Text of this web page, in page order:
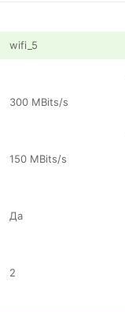
wifi_5
300 MBits/s
150 MBits/s
Да
2